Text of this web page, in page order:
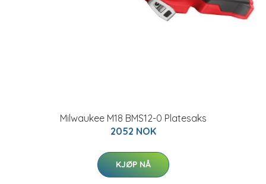
Milwaukee M18 BMS12-0 Platesaks
2052 NOK
KJØP NÅ